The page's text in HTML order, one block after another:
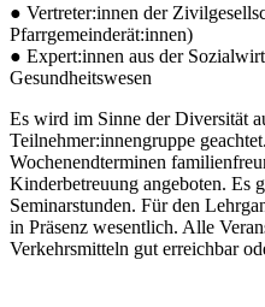
● Vertreter:innen der
Pfarrgemeinderät:innen)
● Expert:innen aus der
Gesundheitswesen
Es wird im Sinne der Diversität
Teilnehmer:innengruppe
Wochenendterminen
Kinderbetreuung angeboten. Es
Seminarstunden. Für den
in Präsenz wesentlich. Alle
Verkehrsmitteln gut erreichbar